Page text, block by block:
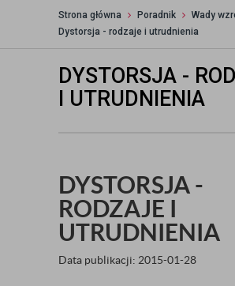
Strona główna Poradnik
Wady
Dystorsja - rodzaje i utrudnienia
DYSTORSJA -
I UTRUDNIENIA
DYSTORSJA -
RODZAJE I
UTRUDNIENIA
Data publikacji: 2015-01-28